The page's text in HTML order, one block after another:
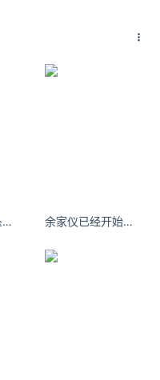
洁洁仙贝er 坠落人间蓝宝石 余家仪已经开始了自己的职业生涯。